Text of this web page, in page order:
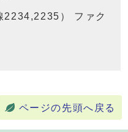
） ファク
ページの先頭へ戻る